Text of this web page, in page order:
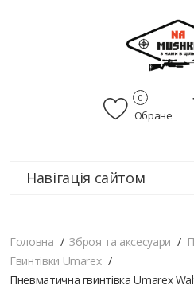
Обране
0
Навігація сайтом
Головна Зброя та аксесуари
Гвинтівки Umarex
Пневматична гвинтівка Umarex